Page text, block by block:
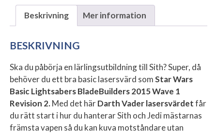
Beskrivning Mer information
BESKRIVNING
Ska du påbörja en lärlingsutbildning till Sith? Super, då
behöver du ett bra basic lasersvärd somStar Wars
Basic Lightsabers BladeBuilders 2015 Wave 1
Revision 2.Med det härDarth Vader lasersvärdetfår
du rätt start i hur du hanterar Sith och Jedi mästarnas
främsta vapen så du kan kuva motståndare utan